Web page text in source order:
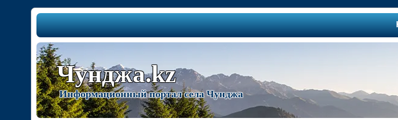
Чунджа.kz
Информационный портал села Чунджа